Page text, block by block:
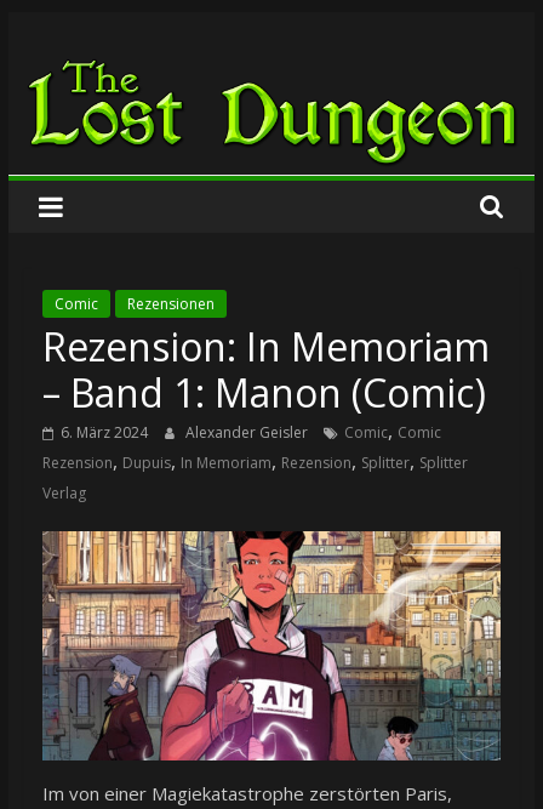
springen
The
Lost
Dungeon
Comic Rezensionen
Rezension: In Memoriam
– Band 1: Manon (Comic)
6. März 2024 Alexander Geisler Comic, Comic
Rezension, Dupuis, In Memoriam, Rezension, Splitter, Splitter
Verlag
Im von einer Magiekatastrophe zerstörten Paris,